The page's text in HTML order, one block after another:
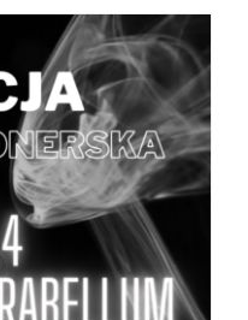
/ SZCZEGÓŁY